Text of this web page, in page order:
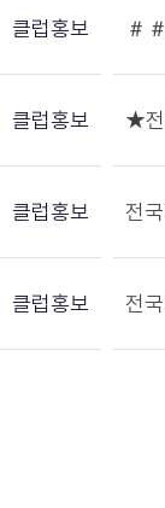
클럽홍보 ＃
클럽홍보 ★전
클럽홍보 전
클럽홍보 전